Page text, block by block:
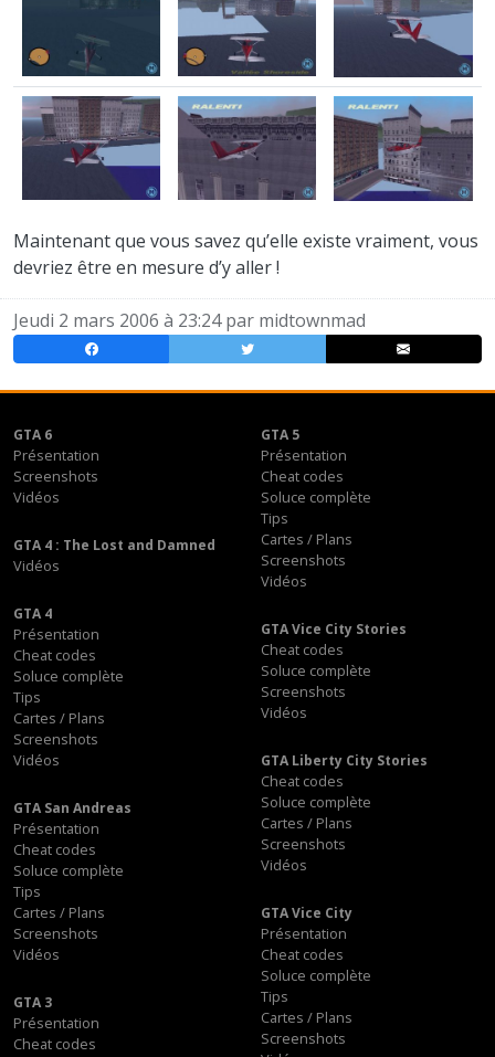
Maintenant que vous savez qu’elle existe vraiment, vous
devriez être en mesure d’y aller !
Jeudi 2 mars 2006 à 23:24 par midtownmad
GTA 6
Présentation
Screenshots
Vidéos
GTA 5
Présentation
Cheat codes
Soluce complète
Tips
Cartes / Plans
Screenshots
Vidéos
GTA 4 : The Lost and Damned
Vidéos
GTA 4
Présentation
Cheat codes
Soluce complète
Tips
Cartes / Plans
Screenshots
Vidéos
GTA Vice City Stories
Cheat codes
Soluce complète
Screenshots
Vidéos
GTA Liberty City Stories
Cheat codes
Soluce complète
Cartes / Plans
Screenshots
Vidéos
GTA San Andreas
Présentation
Cheat codes
Soluce complète
Tips
Cartes / Plans
Screenshots
Vidéos
GTA Vice City
Présentation
Cheat codes
Soluce complète
Tips
Cartes / Plans
Screenshots
GTA 3
Présentation
Cheat codes